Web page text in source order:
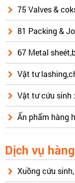
75 Valves &
81 Packing &
67 Metal
Vật tư
Vật tư cứu sinh
Ấn phẩm hàng
Dịch vụ
Xuồng cứu